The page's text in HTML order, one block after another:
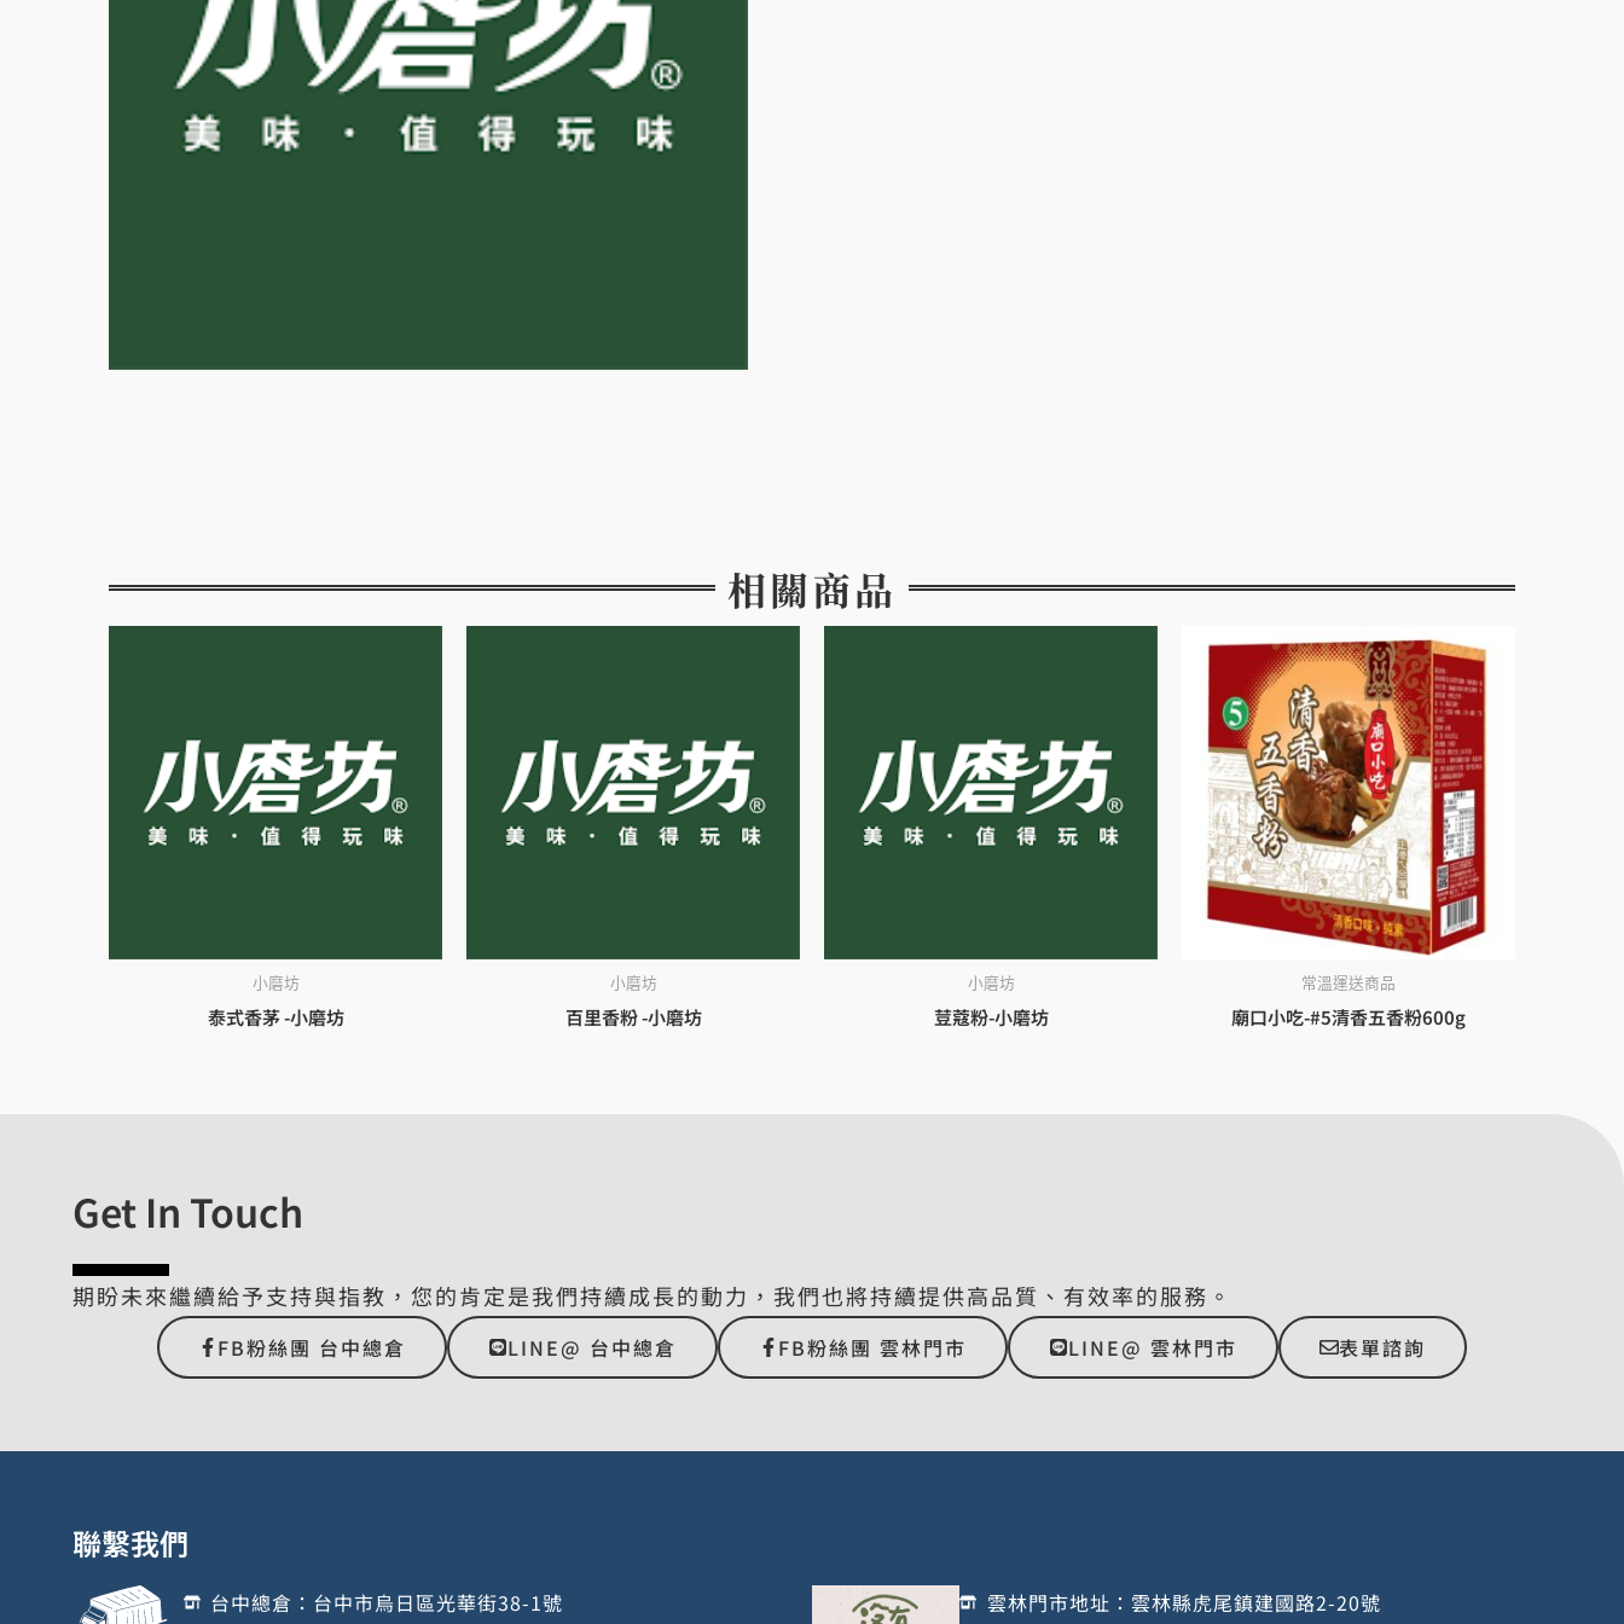
相關商品
小磨坊
泰式香茅 -小磨坊
小磨坊
百里香粉 -小磨坊
小磨坊
荳蔻粉-小磨坊
常溫運送商品
廟口小吃-#5清香五香粉600g
Get In Touch
期盼未來繼續給予支持與指教，您的肯定是我們持續成長的動力，我們也將持續提供高品質、有效率的服務。
FB粉絲團 台中總倉 LINE@ 台中總倉 FB粉絲團 雲林門市 LINE@ 雲林門市 表單諮詢
聯繫我們
台中總倉：台中市烏日區光華街38-1號 雲林門市地址：雲林縣虎尾鎮建國路2-20號